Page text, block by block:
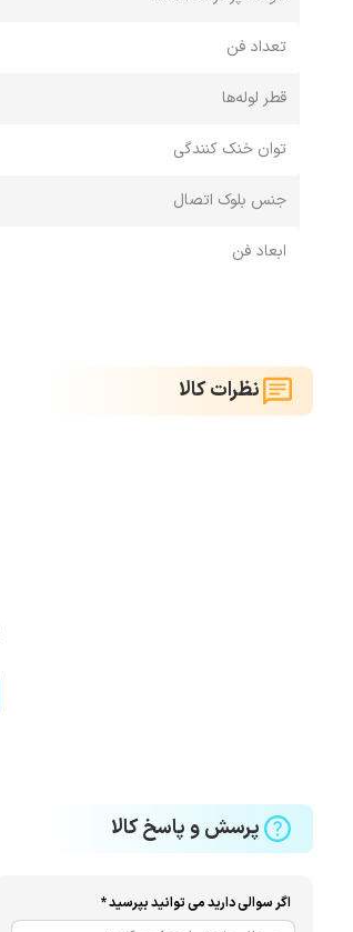
تعداد فن
قطر لوله‌ها
توان خنک کنندگی
جنس بلوک اتصال
ابعاد فن
نظرات کالا
پرسش و پاسخ کالا
اگر سوالی دارید می توانید بپرسید *